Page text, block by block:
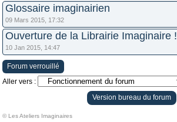
Glossaire imaginairien
09 Mars 2015, 17:32
Ouverture de la Librairie Imaginaire !
10 Jan 2015, 14:47
Forum verrouillé
Aller vers :
Version bureau du forum
© Les Ateliers Imaginaires